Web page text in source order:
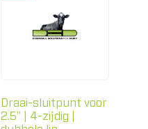
Draai-sluitpunt voor
2.5" | 4-zijdig |